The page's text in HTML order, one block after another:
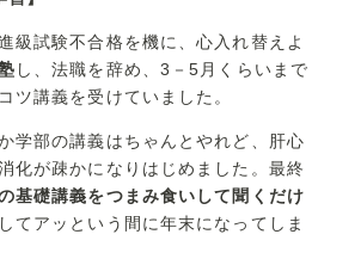
級試験不合格を機に、心入れ替えよ
し、法職を辞め、3－5月くらいまで
ツ講義を受けていました。
学部の講義はちゃんとやれど、肝心
化が疎かになりはじめました。最終
基礎講義をつまみ食いして聞くだけ
てアッという間に年末になってしま